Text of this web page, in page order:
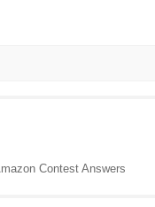
Contest Answers